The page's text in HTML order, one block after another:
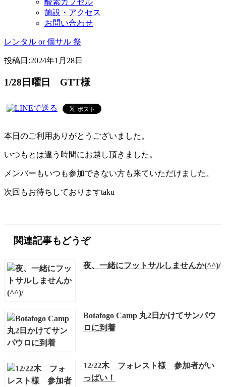
酸素カプセル
施設・アクセス
お問い合わせ
レンタル or 個サル 祭
投稿日:2024年1月28日
1/28日曜日 GTT様
本日のご利用ありがとうございました。
いつもとは違う時間にお越し頂きました。
メンバーもいつも参加できない方も来ていただけました。
次回もお待ちしておりますtaku
関連記事もどうぞ
夜、一緒にフットサルしませんか(^^)/
Botafogo Camp 丸2日かけてサンパウ
ロに到着
12/22木 フォレスト様 参加者がい
っぱい！